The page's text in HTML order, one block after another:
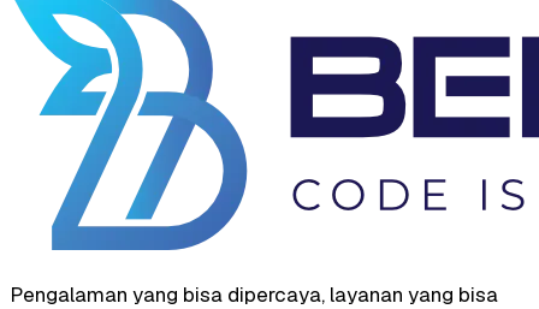
Pengalaman yang bisa dipercaya, layanan yang bisa